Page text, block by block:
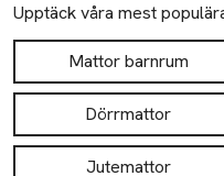
Upptäck våra mest
Mattor barnrum
Dörrmattor
Jutemattor